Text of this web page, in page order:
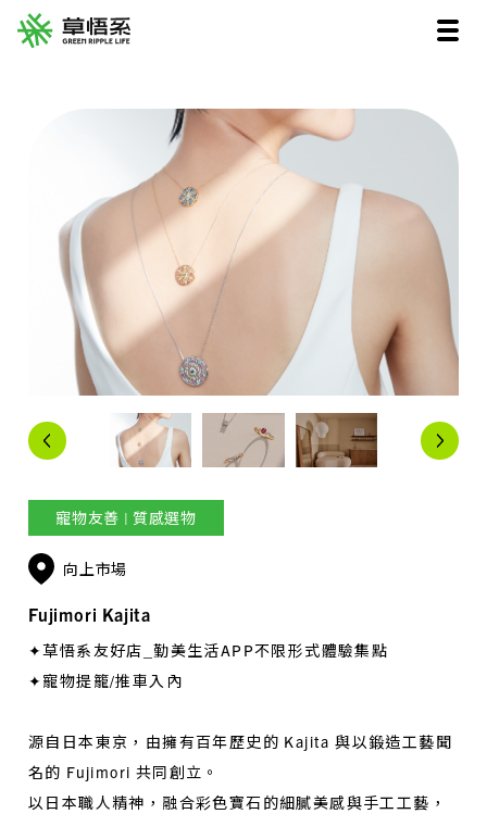
寵物友善 | 質感選物
向上市場
Fujimori Kajita
✦草悟系友好店_勤美生活APP不限形式體驗集點
✦寵物提籠/推車入內
源自日本東京，由擁有百年歷史的 Kajita 與以鍛造工藝聞
名的 Fujimori 共同創立。
以日本職人精神，融合彩色寶石的細膩美感與手工工藝，